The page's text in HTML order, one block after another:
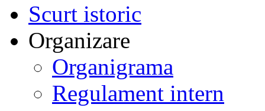
Scurt istoric
Organizare
Organigrama
Regulament intern